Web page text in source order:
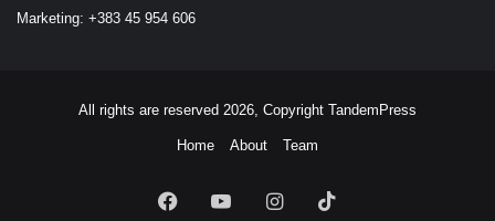
Marketing: +383 45 954 606
All rights are reserved 2026, Copyright TandemPress
Home About Team
FacebookYouTubeInstagram